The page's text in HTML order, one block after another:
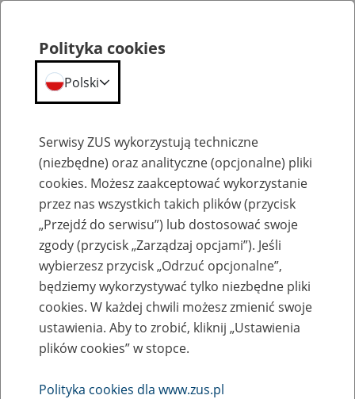
Szkolenia
Zaproś ZUS do siebie - zakładanie profili
eZUS w siedzibie Twojej firmy
Rodzaj wydarzenia
Polityka cookies
Polski
Serwisy ZUS wykorzystują techniczne
(niezbędne) oraz analityczne (opcjonalne) pliki
cookies. Możesz zaakceptować wykorzystanie
przez nas wszystkich takich plików (przycisk
„Przejdź do serwisu”) lub dostosować swoje
zgody (przycisk „Zarządzaj opcjami”). Jeśli
wybierzesz przycisk „Odrzuć opcjonalne”,
będziemy wykorzystywać tylko niezbędne pliki
cookies. W każdej chwili możesz zmienić swoje
ustawienia. Aby to zrobić, kliknij „Ustawienia
plików cookies” w stopce.
Polityka cookies dla www.zus.pl